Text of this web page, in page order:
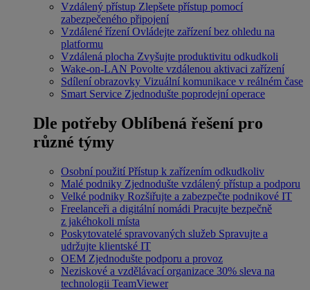
Vzdálený přístup Zlepšete přístup pomocí
zabezpečeného připojení
Vzdálené řízení Ovládejte zařízení bez ohledu na
platformu
Vzdálená plocha Zvyšujte produktivitu odkudkoli
Wake-on-LAN Povolte vzdálenou aktivaci zařízení
Sdílení obrazovky Vizuální komunikace v reálném čase
Smart Service Zjednodušte poprodejní operace
Dle potřeby Oblíbená řešení pro
různé týmy
Osobní použití Přístup k zařízením odkudkoliv
Malé podniky Zjednodušte vzdálený přístup a podporu
Velké podniky Rozšiřujte a zabezpečte podnikové IT
Freelanceři a digitální nomádi Pracujte bezpečně
z jakéhokoli místa
Poskytovatelé spravovaných služeb Spravujte a
udržujte klientské IT
OEM Zjednodušte podporu a provoz
Neziskové a vzdělávací organizace 30% sleva na
technologii TeamViewer